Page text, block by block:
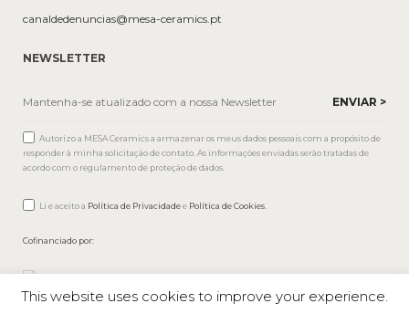
canaldedenuncias@mesa-ceramics.pt
NEWSLETTER
Autorizo a MESA Ceramics a armazenar os meus dados pessoais com a propósito de
responder à minha solicitação de contato. As informações enviadas serão tratadas de
acordo com o regulamento de proteção de dados.
Li e aceito a Política de Privacidadee Política de Cookies
Cofinanciado por:
This website uses cookies to improve your experience.